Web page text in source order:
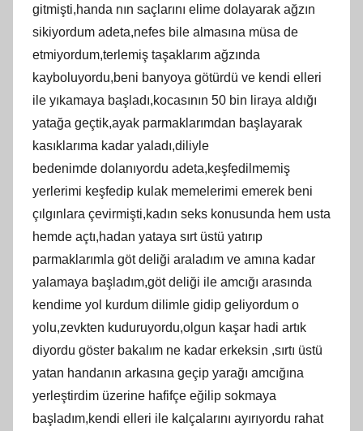
gitmişti,handa nın saçlarını elime dolayarak ağzın
sikiyordum adeta,nefes bile almasına müsa de
etmiyordum,terlemiş taşaklarım ağzında
kayboluyordu,beni banyoya götürdü ve kendi elleri
ile yıkamaya başladı,kocasının 50 bin liraya aldığı
yatağa geçtik,ayak parmaklarımdan başlayarak
kasıklarıma kadar yaladı,diliyle
bedenimde dolanıyordu adeta,keşfedilmemiş
yerlerimi keşfedip kulak memelerimi emerek beni
çılgınlara çevirmişti,kadın seks konusunda hem usta
hemde açtı,hadan yataya sırt üstü yatırıp
parmaklarımla göt deliği araladım ve amına kadar
yalamaya başladım,göt deliği ile amcığı arasında
kendime yol kurdum dilimle gidip geliyordum o
yolu,zevkten kuduruyordu,olgun kaşar hadi artık
diyordu göster bakalım ne kadar erkeksin ,sırtı üstü
yatan handanın arkasına geçip yarağı amcığına
yerleştirdim üzerine hafifçe eğilip sokmaya
başladım,kendi elleri ile kalçalarını ayırıyordu rahat